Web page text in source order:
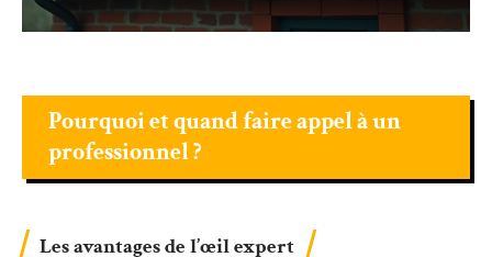
Pourquoi et quand faire appel à un
professionnel ?
Les avantages de l’œil expert